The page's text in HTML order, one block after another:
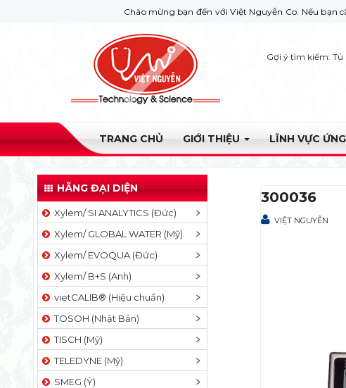
Chào mừng bạn đến với Việt Nguyễn Co. Nếu bạn cần giúp
Gợi ý tìm kiếm:
TRANG CHỦ GIỚI THIỆU LĨNH VỰC
300036
VIỆT NGUYỄN
HÃNG ĐẠI DIỆN
Xylem/ SI ANALYTICS (Đức)
Xylem/ GLOBAL WATER (Mỹ)
Xylem/ EVOQUA (Đức)
Xylem/ B+S (Anh)
vietCALIB® (Hiệu chuẩn)
TOSOH (Nhật Bản)
TISCH (Mỹ)
TELEDYNE (Mỹ)
SMEG (Ý)